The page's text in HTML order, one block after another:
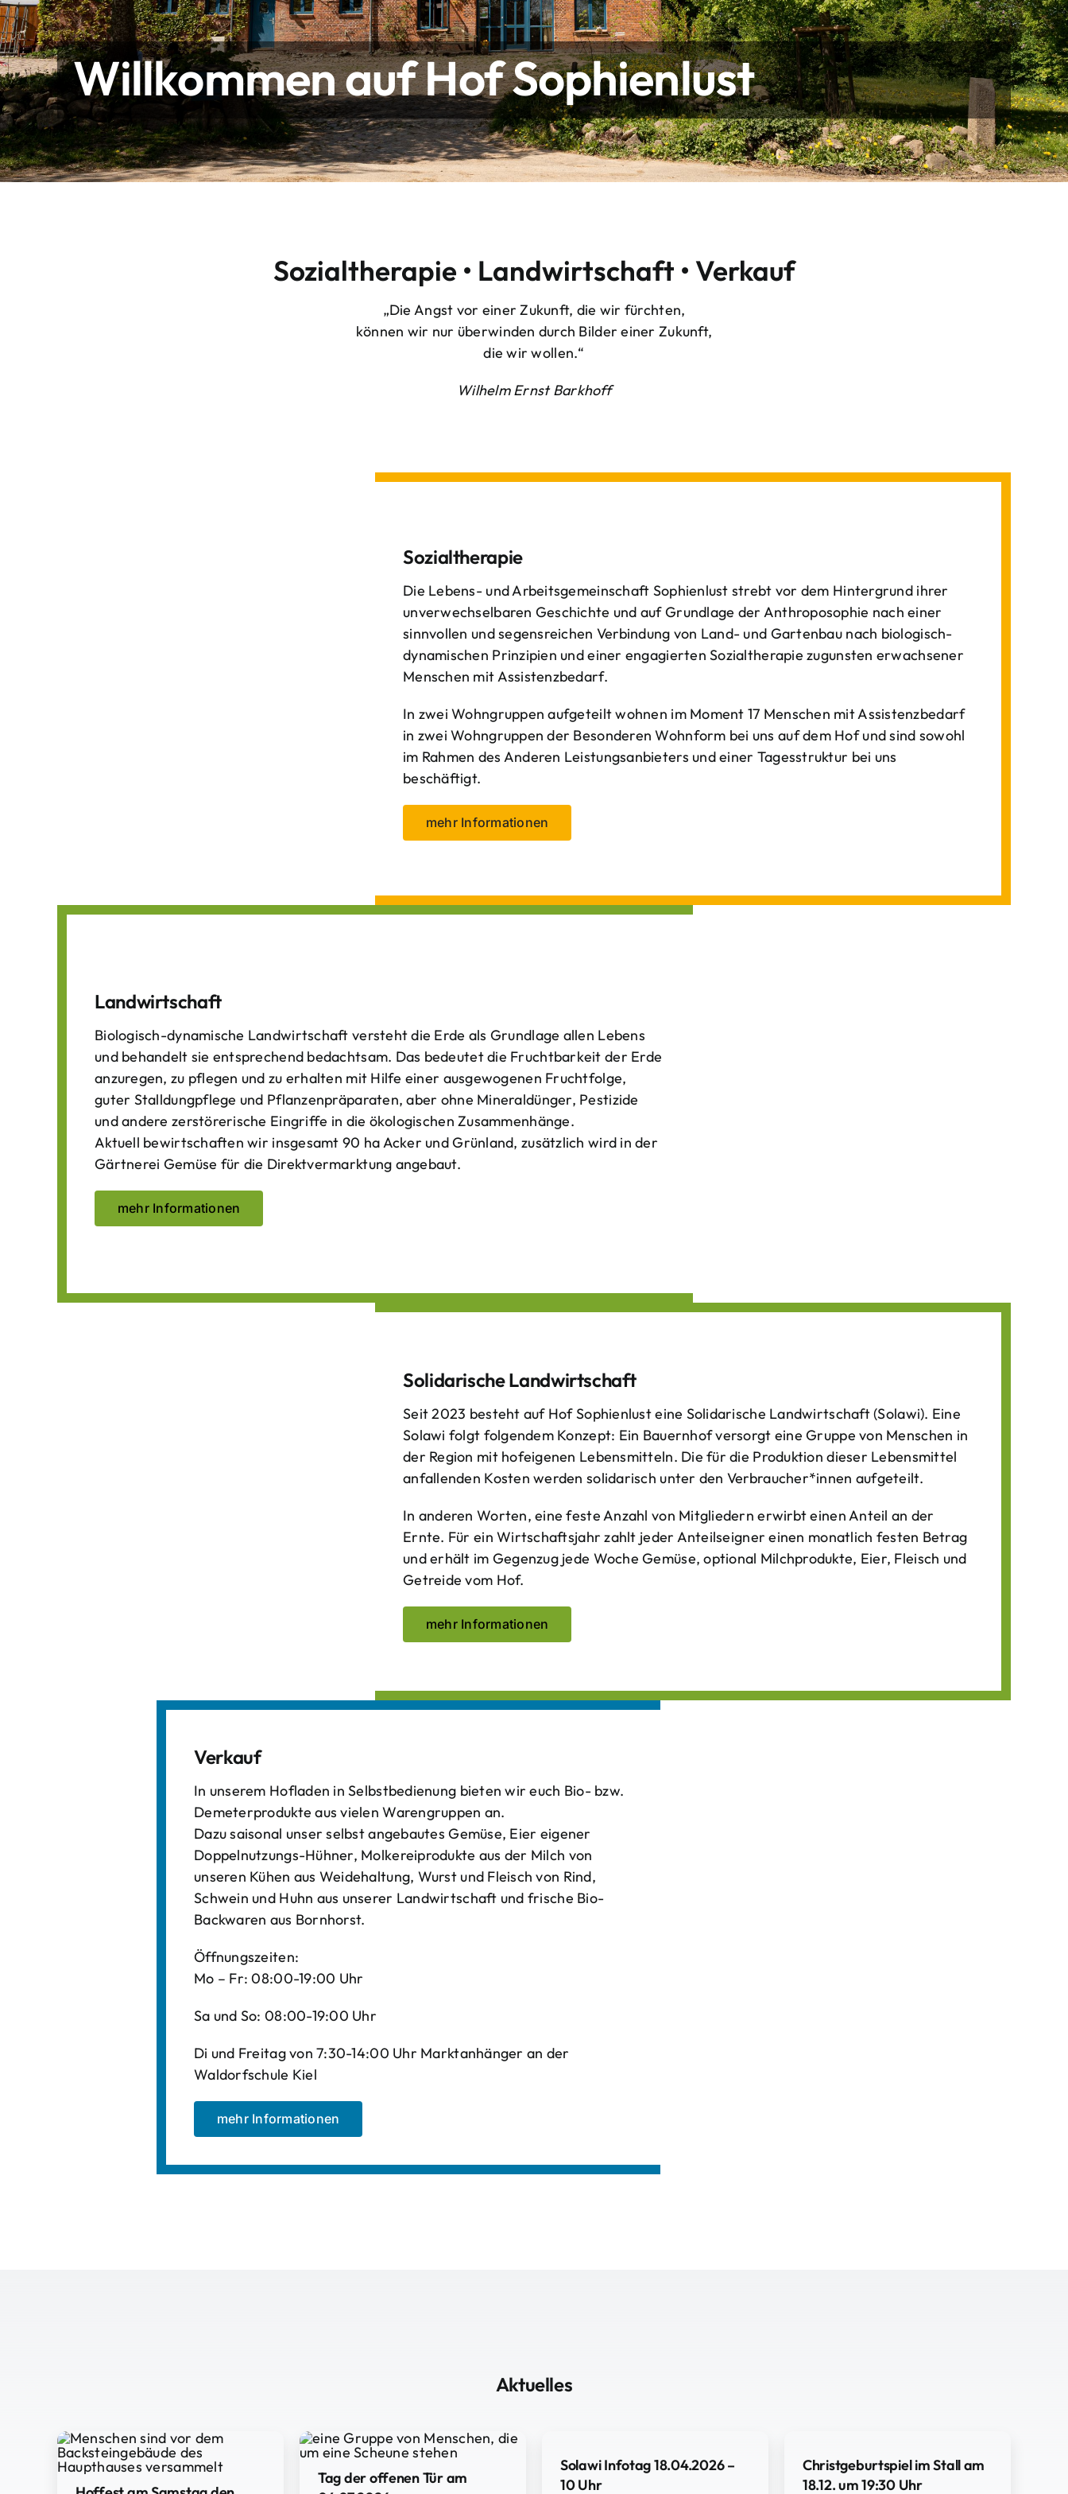
Willkommen auf Hof Sophienlust
Sozialtherapie • Landwirtschaft • Verkauf
„Die Angst vor einer Zukunft, die wir fürchten,
können wir nur überwinden durch Bilder einer Zukunft,
die wir wollen.“
Wilhelm Ernst Barkhoff
Sozialtherapie
Die Lebens- und Arbeitsgemeinschaft Sophienlust strebt vor dem Hintergrund ihrer
unverwechselbaren Geschichte und auf Grundlage der Anthroposophie nach einer
sinnvollen und segensreichen Verbindung von Land- und Gartenbau nach biologisch-
dynamischen Prinzipien und einer engagierten Sozialtherapie zugunsten erwachsener
Menschen mit Assistenzbedarf.
In zwei Wohngruppen aufgeteilt wohnen im Moment 17 Menschen mit Assistenzbedarf
in zwei Wohngruppen der Besonderen Wohnform bei uns auf dem Hof und sind sowohl
im Rahmen des Anderen Leistungsanbieters und einer Tagesstruktur bei uns
beschäftigt.
mehr Informationen
Landwirtschaft
Biologisch-dynamische Landwirtschaft versteht die Erde als Grundlage allen Lebens
und behandelt sie entsprechend bedachtsam. Das bedeutet die Fruchtbarkeit der Erde
anzuregen, zu pflegen und zu erhalten mit Hilfe einer ausgewogenen Fruchtfolge,
guter Stalldungpflege und Pflanzenpräparaten, aber ohne Mineraldünger, Pestizide
und andere zerstörerische Eingriffe in die ökologischen Zusammenhänge.
Aktuell bewirtschaften wir insgesamt 90 ha Acker und Grünland, zusätzlich wird in der
Gärtnerei Gemüse für die Direktvermarktung angebaut.
mehr Informationen
Solidarische Landwirtschaft
Seit 2023 besteht auf Hof Sophienlust eine Solidarische Landwirtschaft (Solawi). Eine
Solawi folgt folgendem Konzept: Ein Bauern­hof versorgt eine Gruppe von Menschen in
der Region mit hof­eigenen Lebens­mitteln. Die für die Produktion dieser Lebens­mittel
anfallenden Kosten werden solidarisch unter den Verbraucher*­innen aufgeteilt.
In anderen Worten, eine feste Anzahl von Mitgliedern erwirbt einen Anteil an der
Ernte. Für ein Wirtschaftsjahr zahlt jeder Anteilseigner einen monatlich festen Betrag
und erhält im Gegenzug jede Woche Gemüse, optional Milchprodukte, Eier, Fleisch und
Getreide vom Hof.
mehr Informationen
Verkauf
In unserem Hofladen in Selbstbedienung bieten wir euch Bio- bzw.
Demeterprodukte aus vielen Warengruppen an.
Dazu saisonal unser selbst angebautes Gemüse, Eier eigener
Doppelnutzungs-Hühner, Molkereiprodukte aus der Milch von
unseren Kühen aus Weidehaltung, Wurst und Fleisch von Rind,
Schwein und Huhn aus unserer Landwirtschaft und frische Bio-
Backwaren aus Bornhorst.
Öffnungszeiten:
Mo – Fr: 08:00-19:00 Uhr
Sa und So: 08:00-19:00 Uhr
Di und Freitag von 7:30-14:00 Uhr Marktanhänger an der
Waldorfschule Kiel
mehr Informationen
Aktuelles
Tag der offenen Tür am
Solawi Infotag 18.04.2026 –
10 Uhr
Christgeburtspiel im Stall am
18.12. um 19:30 Uhr